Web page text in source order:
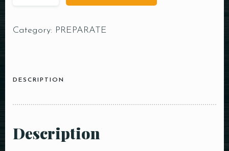
Category: PREPARATE
DESCRIPTION
Description